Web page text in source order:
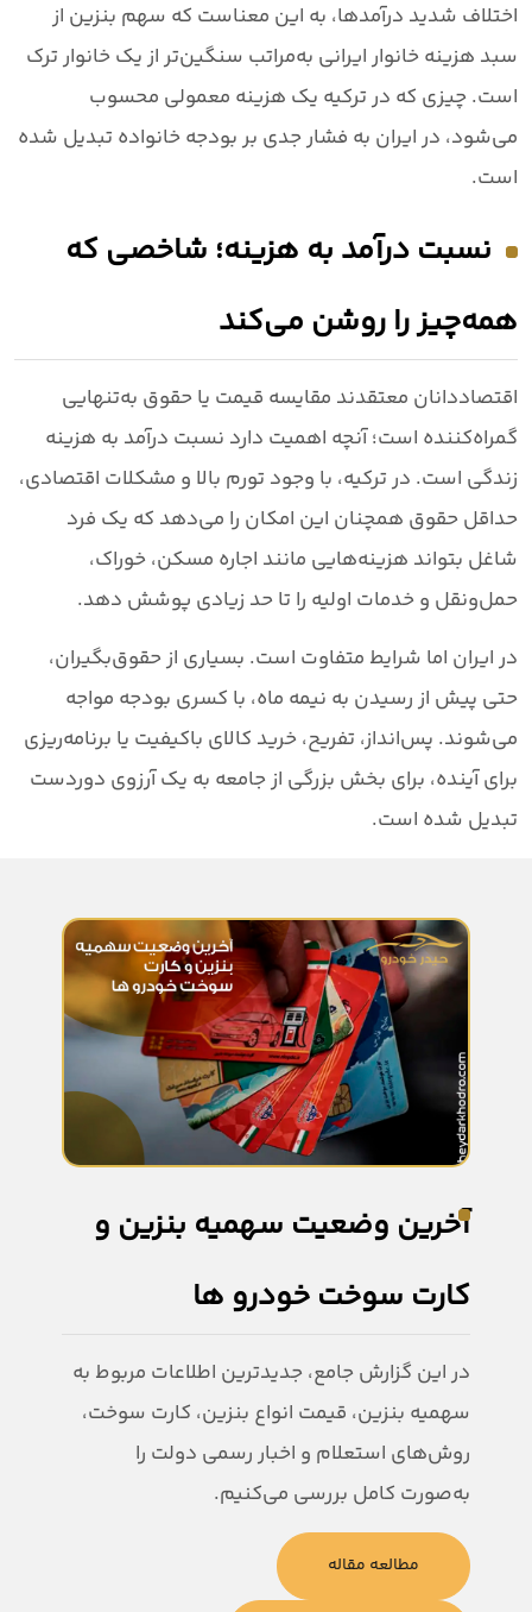
اختلاف شدید درآمدها، به این معناست که سهم بنزین از
سبد هزینه خانوار ایرانی به‌مراتب سنگین‌تر از یک خانوار ترک
است.چیزی که در ترکیه یک هزینه معمولی محسوب
می‌شود، در ایران به فشار جدی بر بودجه خانواده تبدیل شده
است.
نسبت درآمد به هزینه؛ شاخصی که
همه‌چیز را روشن می‌کند
اقتصاددانان معتقدند مقایسه قیمت یا حقوق به‌تنهایی
گمراه‌کننده است؛ آنچه اهمیت دارد نسبت درآمد به هزینه
زندگی است. در ترکیه، با وجود تورم بالا و مشکلات اقتصادی،
حداقل حقوق همچنان این امکان را می‌دهد که یک فرد
شاغل بتواند هزینه‌هایی مانند اجاره مسکن، خوراک،
حمل‌ونقل و خدمات اولیه را تا حد زیادی پوشش دهد.
در ایران اما شرایط متفاوت است. بسیاری از حقوق‌بگیران،
حتی پیش از رسیدن به نیمه ماه، با کسری بودجه مواجه
می‌شوند. پس‌انداز، تفریح، خرید کالای باکیفیت یا برنامه‌ریزی
برای آینده، برای بخش بزرگی از جامعه به یک آرزوی دوردست
تبدیل شده است.
آخرین وضعیت سهمیه بنزین و
کارت سوخت خودرو ها
در این گزارش جامع، جدیدترین اطلاعات مربوط به
سهمیه بنزین، قیمت انواع بنزین، کارت سوخت،
روش‌های استعلام و اخبار رسمی دولت را
به‌صورت کامل بررسی می‌کنیم.
مطالعه مقاله